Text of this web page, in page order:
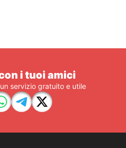
i tuoi amici
servizio gratuito e utile